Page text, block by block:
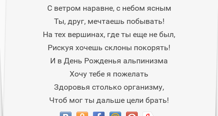
С ветром наравне, с небом ясным
Ты, друг, мечтаешь побывать!
На тех вершинах, где ты еще не был,
Рискуя хочешь склоны покорять!
И в День Рожденья альпинизма
Хочу тебе я пожелать
Здоровья столько организму,
Чтоб мог ты дальше цели брать!